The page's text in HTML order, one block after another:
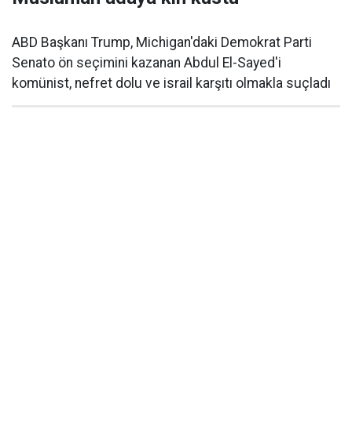
ABD Başkanı Trump, Michigan'daki Demokrat Parti
Senato ön seçimini kazanan Abdul El-Sayed'i
komünist, nefret dolu ve israil karşıtı olmakla suçladı